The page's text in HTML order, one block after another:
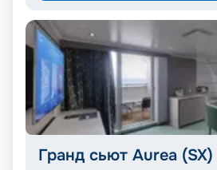
Гранд сьют Aurea (SX)